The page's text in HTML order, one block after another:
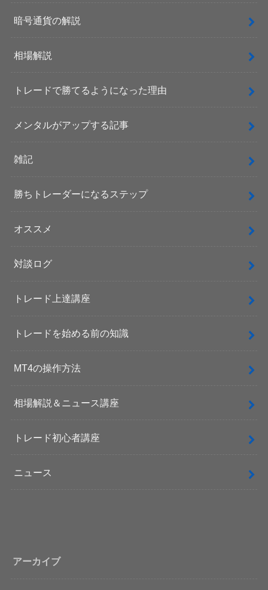
暗号通貨の解説
相場解説
トレードで勝てるようになった理由
メンタルがアップする記事
雑記
勝ちトレーダーになるステップ
オススメ
対談ログ
トレード上達講座
トレードを始める前の知識
MT4の操作方法
相場解説＆ニュース講座
トレード初心者講座
ニュース
アーカイブ